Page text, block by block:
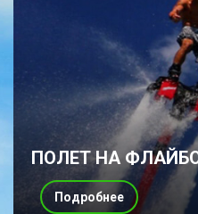
ПОЛЕТ НА
Подробнее